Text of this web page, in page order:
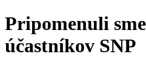
Pripomenuli
účastníkov SNP